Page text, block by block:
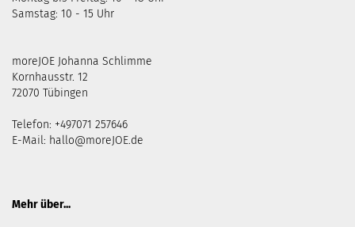
Samstag: 10 - 15 Uhr
moreJOE Johanna Schlimme
Kornhausstr. 12
72070 Tübingen
Telefon: +497071 257646
E-Mail: hallo@moreJOE.de
Mehr über...